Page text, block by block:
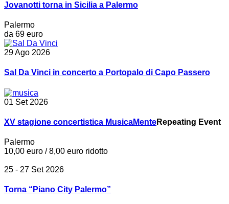
Jovanotti torna in Sicilia a Palermo
Palermo
da 69 euro
29 Ago 2026
Sal Da Vinci in concerto a Portopalo di Capo Passero
01 Set 2026
XV stagione concertistica MusicaMenteRepeating Event
Palermo
10,00 euro / 8,00 euro ridotto
25 - 27 Set 2026
Torna “Piano City Palermo”